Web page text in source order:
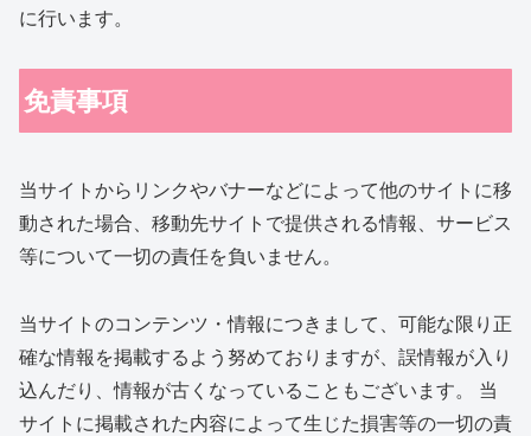
に行います。
免責事項
当サイトからリンクやバナーなどによって他のサイトに移
動された場合、移動先サイトで提供される情報、サービス
等について一切の責任を負いません。
当サイトのコンテンツ・情報につきまして、可能な限り正
確な情報を掲載するよう努めておりますが、誤情報が入り
込んだり、情報が古くなっていることもございます。 当
サイトに掲載された内容によって生じた損害等の一切の責